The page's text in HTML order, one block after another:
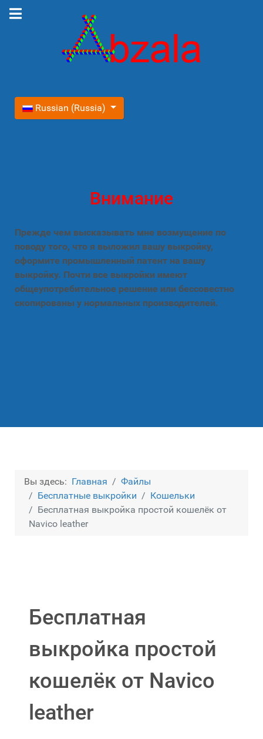
Выберите язык
Russian (Russia)
Внимание
Прежде чем высказывать мне возмущение по
поводу того, что я выложил вашу выкройку,
оформите промышленный патент на вашу
выкройку. Почти все выкройки имеют
общеупотребительное решение или бессовестно
скопированы у нормальных производителей.
Вы здесь: Главная
Файлы
Бесплатные выкройки
Кошельки
Бесплатная выкройка простой кошелёк от
Navico leather
Бесплатная
выкройка простой
кошелёк от Navico
leather